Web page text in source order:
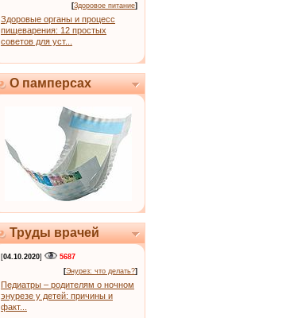
[Здоровое питание]
Здоровые органы и процесс
пищеварения: 12 простых
советов для уст...
О памперсах
Труды врачей
[04.10.2020]
5687
[Энурез: что делать?]
Педиатры – родителям о ночном
энурезе у детей: причины и
факт...